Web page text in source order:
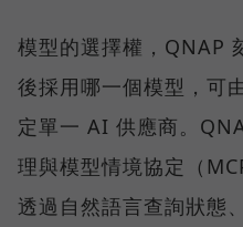
模型的選擇權，QNAP
後採用哪一個模型，可
定單一 AI 供應商。
理與模型情境協定（
透過自然語言查詢狀態